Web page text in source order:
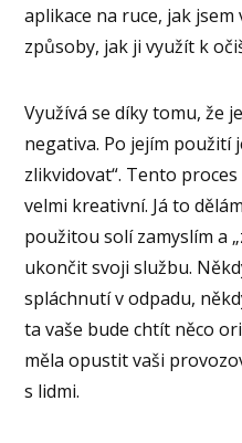
aplikace na ruce, jak
způsoby, jak ji využít k
Využívá se díky tomu, že
negativa. Po jejím použití
zlikvidovat“. Tento
velmi kreativní. Já to
použitou solí zamyslím a
ukončit svoji službu.
spláchnutí v odpadu,
ta vaše bude chtít něco
měla opustit vaši
s lidmi.